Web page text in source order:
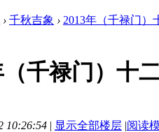
› 千秋吉象 › 2013年（千禄门）
（千禄门）十
10:26:54 | 显示全部楼层 |阅读